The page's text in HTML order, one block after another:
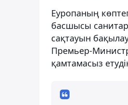
Еуропаның
басшысы
сақтауын
Премьер-
қамтамасыз